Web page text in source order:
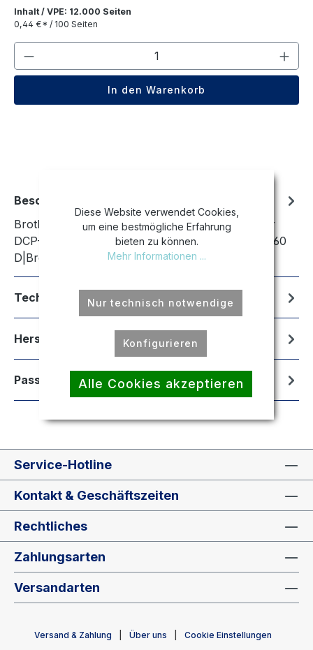
Inhalt / VPE: 12.000 Seiten
0,44 €* / 100 Seiten
Produkt Anzahl: Gib den
In den Warenkorb
Beschreibung
Brother DCP-7055|Brother DCP-7055 W|Brother
DCP-7057|Brother DCP-7057 E|Brother DCP-7060
D|Brother DCP-7060 N|Brother DCP-70…
Technische Daten
Hersteller
Passend für
Service-Hotline
Kontakt & Geschäftszeiten
Rechtliches
Zahlungsarten
Versandarten
Versand & Zahlung Über uns Cookie Einstellungen
Diese Website verwendet Cookies,
um eine bestmögliche Erfahrung
bieten zu können.
Mehr Informationen ...
Nur technisch notwendige
Konfigurieren
Alle Cookies akzeptieren